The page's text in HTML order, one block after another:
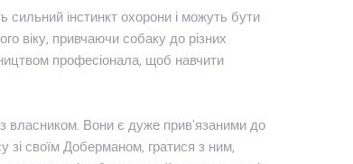
сильний інстинкт охорони і можуть бути
віку, привчаючи собаку до різних
професіонала, щоб навчити
власником. Вони є дуже прив'язаними до
зі своїм Доберманом, гратися з ним,